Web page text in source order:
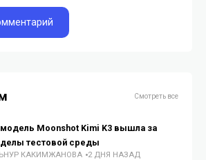
Смотреть все
Moonshot Kimi K3 вышла за
тестовой среды
КАКИМЖАНОВА 2 ДНЯ НАЗАД